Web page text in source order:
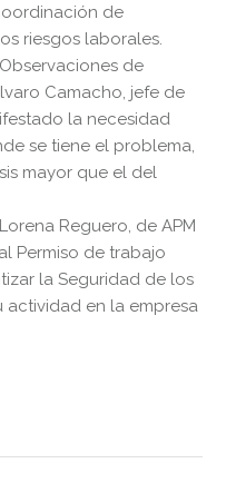
de
riesgos laborales.
de
Camacho, jefe de
la necesidad
se tiene el problema,
mayor que el del
Reguero, de APM
Permiso de trabajo
la Seguridad de los
en la empresa